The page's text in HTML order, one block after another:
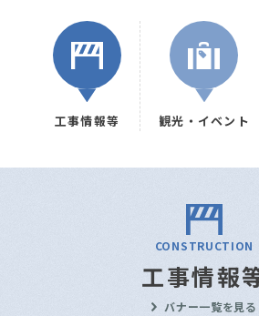
工事情報等 観光・イベント
CONSTRUCTION
工事情報
バナー一覧を見る